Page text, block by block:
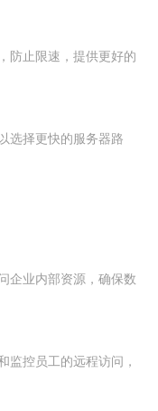
防止限速，提供更好的
选择更快的服务器路
企业内部资源，确保数
监控员工的远程访问，